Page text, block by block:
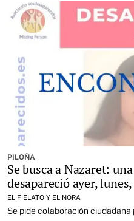
PILOÑA
Se busca a Nazaret:
desapareció ayer,
EL FIELATO Y EL NORA
Se pide colaboración